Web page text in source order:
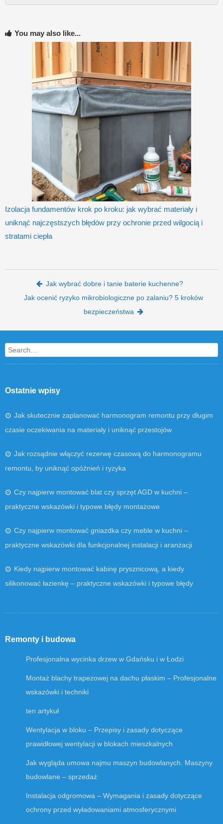
You may also like...
Izolacja fundamentów krok po kroku: jak wybrać materiały i
uniknąć najczęstszych błędów przy ochronie przed wilgocią i
stratami ciepła
Post navigation
Jak wybrać dobre i tanie baterie kuchenne?
Jak ocenić ryzyko mikrobiologiczne po zalaniu? 5 kroków
bezpieczeństwa
Search
Ostatnie wpisy
Jak skutecznie zaplanować harmonogram remontu przy długim
czasie oczekiwania na materiały i uniknąć przestojów
Jak rozsądnie włączyć rezerwę czasową do harmonogramu
remontu, by uniknąć opóźnień i ryzyka
Czy najpierw montować blat czy sprzęt AGD w kuchni –
praktyczne wskazówki i typowe błędy montażowe
Czy najpierw montować gniazdka czy meble w kuchni –
praktyczne wskazówki dla funkcjonalnej instalacji i aranżacji
Kiedy najpierw montować kabinę prysznicową, a kiedy
silikonować łazienkę – praktyczne wskazówki i typowe błędy
Remonty i budowa
Profesjonalna wycinka drzew w Gdańsku i w Łodzi
Montaż blachy trapezowej na dachu płaskim – Profesjonalne
wskazówki i techniki
ten artykuł
Wentylacja w bloku – Przepisy i zasady dotyczące
prawidłowej wentylacji w blokach mieszkalnych
Jak wygląda umowa najmu maszyn budowlanych. Maszyny
budowlane – sprzedaż
Instalacja odgromowa – Wymagania i zasady dotyczące
ochrony przed wyładowaniami atmosferycznymi